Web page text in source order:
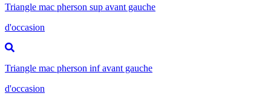
Triangle mac pherson sup avant gauche
d'occasion
Triangle mac pherson inf avant gauche
d'occasion